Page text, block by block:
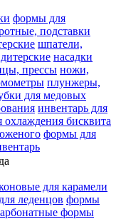
формы для
подставки
шпатели,
насадки
прессы ножи,
плунжеры,
для медовых
инвентарь для
охлаждения бисквита
формы для
для карамели
леденцов формы
формы